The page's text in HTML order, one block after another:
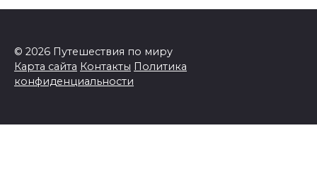
© 2026 Путешествия по миру
Карта сайта Контакты Политика
конфиденциальности